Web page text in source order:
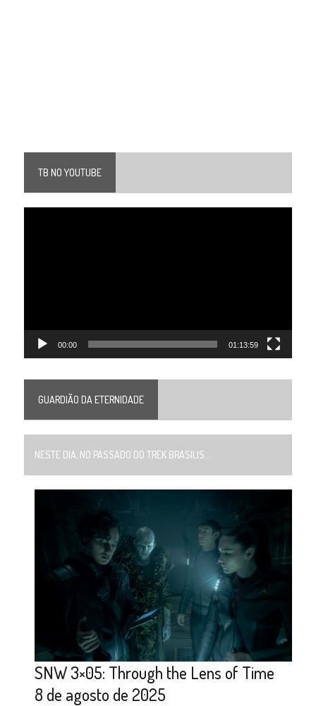
TB NO YOUTUBE
00:00 01:13:59
GUARDIÃO DA ETERNIDADE
NESTE DIA, NO PASSADO DO TREK BRASILIS...
SNW 3×05: Through the Lens of Time
8 de agosto de 2025